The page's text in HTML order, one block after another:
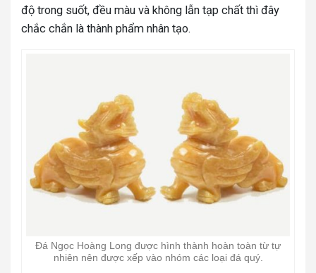
độ trong suốt, đều màu và không lẫn tạp chất thì đây
chắc chắn là thành phẩm nhân tạo.
Đá Ngọc Hoàng Long được hình thành hoàn toàn từ tự
nhiên nên được xếp vào nhóm các loại đá quý.